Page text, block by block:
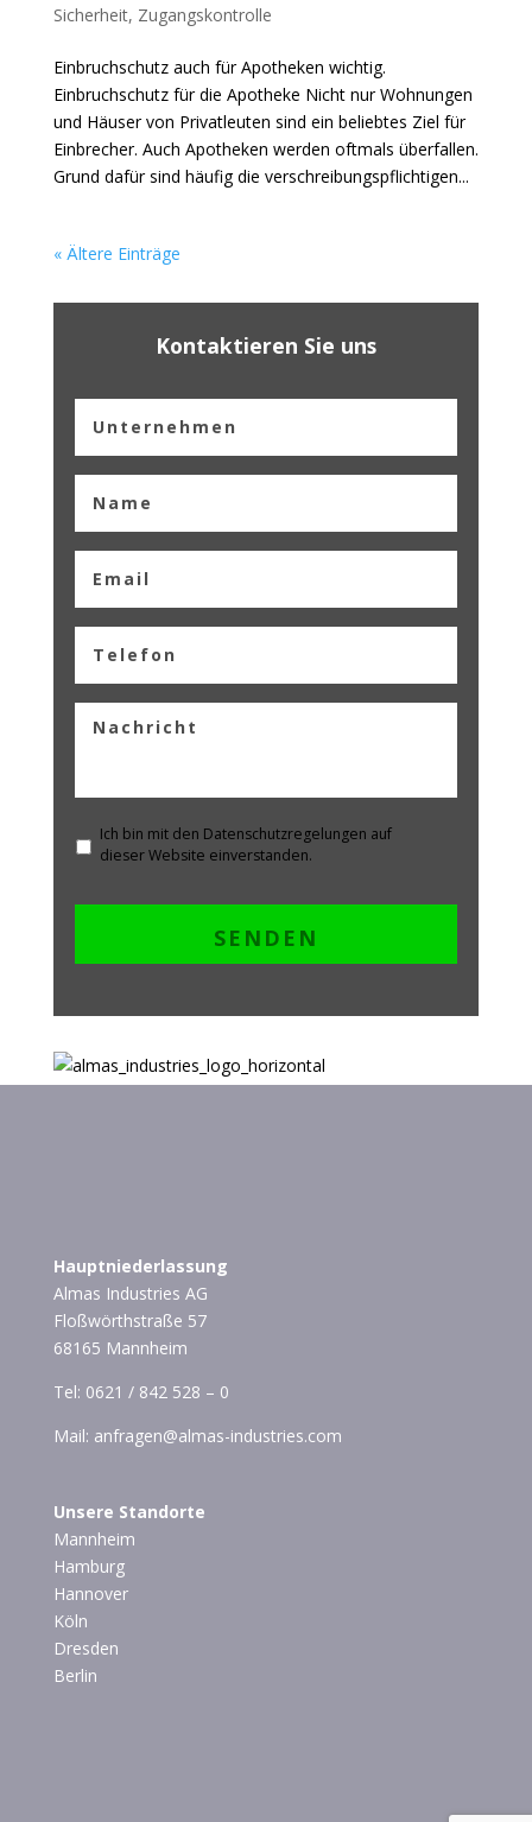
Sicherheit, Zugangskontrolle
Einbruchschutz auch für Apotheken wichtig.
Einbruchschutz für die Apotheke Nicht nur Wohnungen
und Häuser von Privatleuten sind ein beliebtes Ziel für
Einbrecher. Auch Apotheken werden oftmals überfallen.
Grund dafür sind häufig die verschreibungspflichtigen...
« Ältere Einträge
Kontaktieren Sie uns
Ich bin mit den Datenschutzregelungen auf
dieser Website einverstanden.
Hauptniederlassung
Almas Industries AG
Floßwörthstraße 57
68165 Mannheim
Tel: 0621 / 842 528 – 0
Mail: anfragen@almas-industries.com
Unsere Standorte
Mannheim
Hamburg
Hannover
Köln
Dresden
Berlin